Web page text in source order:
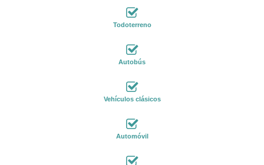
Todoterreno
Autobús
Vehículos clásicos
Automóvil